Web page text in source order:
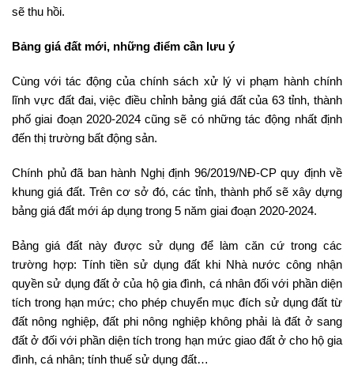
sẽ thu hồi.
Bảng giá đất mới, những điểm cần lưu ý
Cùng với tác động của chính sách xử lý vi phạm hành chính
lĩnh vực đất đai, việc điều chỉnh bảng giá đất của 63 tỉnh, thành
phố giai đoạn 2020-2024 cũng sẽ có những tác động nhất định
đến thị trường bất động sản.
Chính phủ đã ban hành Nghị định 96/2019/NĐ-CP quy định về
khung giá đất. Trên cơ sở đó, các tỉnh, thành phố sẽ xây dựng
bảng giá đất mới áp dụng trong 5 năm giai đoạn 2020-2024.
Bảng giá đất này được sử dụng để làm căn cứ trong các
trường hợp: Tính tiền sử dụng đất khi Nhà nước công nhận
quyền sử dụng đất ở của hộ gia đình, cá nhân đối với phần diện
tích trong hạn mức; cho phép chuyển mục đích sử dụng đất từ
đất nông nghiệp, đất phi nông nghiệp không phải là đất ở sang
đất ở đối với phần diện tích trong hạn mức giao đất ở cho hộ gia
đình, cá nhân; tính thuế sử dụng đất…